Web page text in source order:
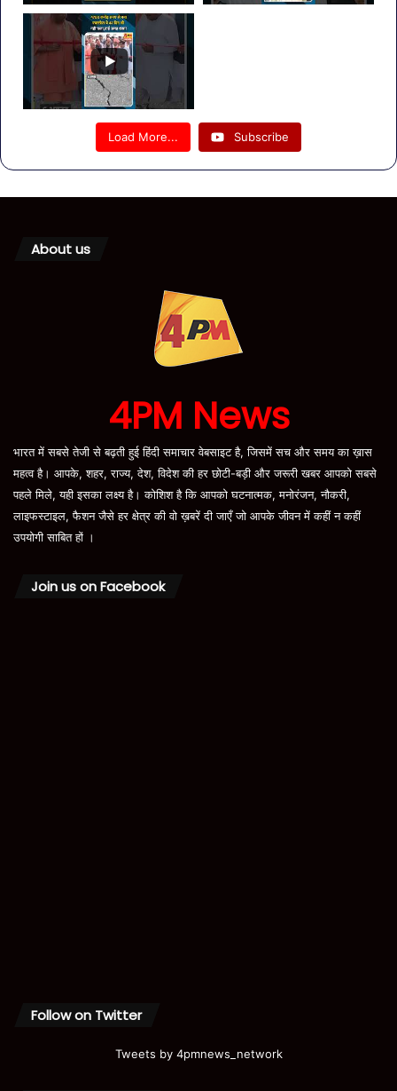
Load More... Subscribe
About us
4PM News
भारत में सबसे तेजी से बढ़ती हुई हिंदी समाचार वेबसाइट है, जिसमें सच और समय का ख़ास
महत्व है। आपके, शहर, राज्य, देश, विदेश की हर छोटी-बड़ी और जरूरी खबर आपको सबसे
पहले मिले, यही इसका लक्ष्य है। कोशिश है कि आपको घटनात्मक, मनोरंजन, नौकरी,
लाइफस्टाइल, फैशन जैसे हर क्षेत्र की वो ख़बरें दी जाएँ जो आपके जीवन में कहीं न कहीं
उपयोगी साबित हों ।
Join us on Facebook
Follow on Twitter
Tweets by 4pmnews_network